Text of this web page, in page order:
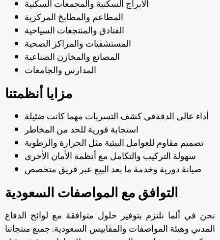
الأبراج السكنية والمجمعات السكنية
المطاعم والمطابخ المركزية
الفنادق والمنتجعات السياحية
المستشفيات والمراكز الصحية
المصانع والمخازن الصناعية
المدارس والجامعات
مزايا أنظمتنا
أداء عالي الدقةفي كشف التسربات مهما كانت ضئيلة
استجابة فورية للحد من المخاطر
تصميم مقاوم للعوامل البيئية مثل الحرارة والرطوبة
سهولة التركيب والتكامل مع أنظمة الأمان الأخرى
صيانة دورية وخدمة ما بعد البيع عبر فريق متخصص
التوافق مع المواصفات السعودية
نحن في ألما نلتزم بتوفير حلول متوافقة مع لوائح الدفاع
المدني وهيئة المواصفات والمقاييس السعودية. جميع منتجاتنا